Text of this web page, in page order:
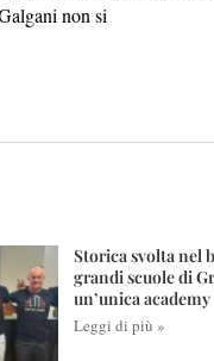
non si
Storica svolta nel
grandi scuole di
un’unica academy
Leggi di più »